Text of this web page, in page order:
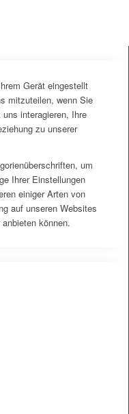
Gerät eingestellt
mitzuteilen, wenn Sie
interagieren, Ihre
zu unserer
um
Ihrer Einstellungen
einiger Arten von
auf unseren Websites
können.